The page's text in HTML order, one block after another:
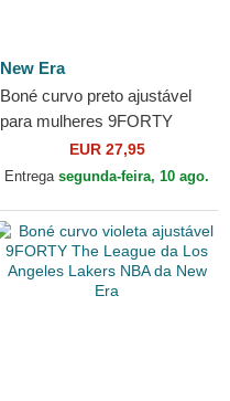
New Era
Boné curvo preto ajustável
para mulheres 9FORTY
Floral Infill da Los Angeles
Dodgers MLB da New Era
EUR 27,95
Entrega segunda-feira, 10 ago.